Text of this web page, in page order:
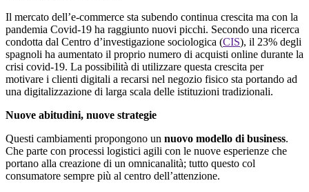
Il mercato dell’e-commerce sta subendo continua crescita ma con la
pandemia Covid-19 ha raggiunto nuovi picchi. Secondo una ricerca
condotta dal Centro d’investigazione sociologica (CIS), il 23% degli
spagnoli ha aumentato il proprio numero di acquisti online durante la
crisi covid-19. La possibilità di utilizzare questa crescita per
motivare i clienti digitali a recarsi nel negozio fisico sta portando ad
una digitalizzazione di larga scala delle istituzioni tradizionali.
Nuove abitudini, nuove strategie
Questi cambiamenti propongono un nuovo modello di business.
Che parte con processi logistici agili con le nuove esperienze che
portano alla creazione di un omnicanalità; tutto questo col
consumatore sempre più al centro dell’attenzione.